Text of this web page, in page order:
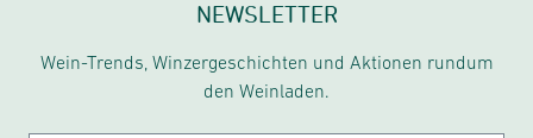
NEWSLETTER
Wein-Trends, Winzergeschichten und Aktionen rundum
den Weinladen.